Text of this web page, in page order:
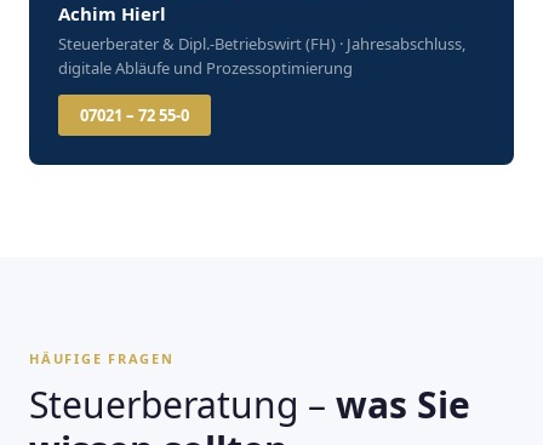
Achim Hierl
Steuerberater & Dipl.-Betriebswirt (FH) · Jahresabschluss,
digitale Abläufe und Prozessoptimierung
07021 – 72 55-0
HÄUFIGE FRAGEN
Steuerberatung – was Sie